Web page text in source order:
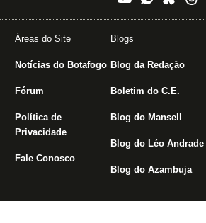
Áreas do Site
Notícias do Botafogo
Fórum
Política de
Privacidade
Fale Conosco
Blogs
Blog da Redação
Boletim do C.E.
Blog do Mansell
Blog do Léo Andrade
Blog do Azambuja